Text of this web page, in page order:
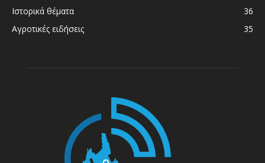
Ιστορικά θέματα
36
Αγροτικές ειδήσεις
35